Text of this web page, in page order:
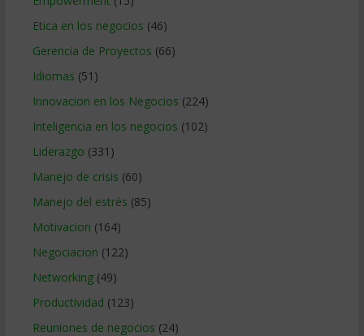
Etica en los negocios (46)
Gerencia de Proyectos (66)
Idiomas (51)
Innovacion en los Negocios (224)
Inteligencia en los negocios (102)
Liderazgo (331)
Manejo de crisis (60)
Manejo del estrés (85)
Motivacion (164)
Negociacion (122)
Networking(49)
Productividad (123)
Reuniones de negocios (24)